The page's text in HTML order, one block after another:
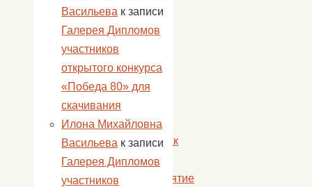
«
Доме
культуры
Нижний
Баскунчак
прошло
мероприятие
Васильева к записи
Галерея Дипломов
участников
открытого конкурса
«Победа 80» для
скачивания
Илона Михайловна
Васильева к записи
Галерея Дипломов
участников